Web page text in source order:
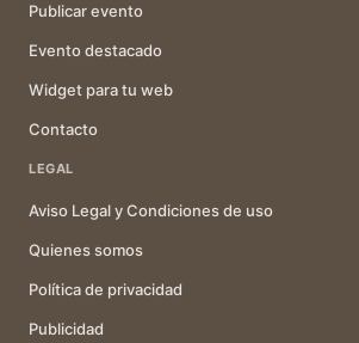
Publicar evento
Evento destacado
Widget para tu web
Contacto
LEGAL
Aviso Legal y Condiciones de uso
Quienes somos
Política de privacidad
Publicidad